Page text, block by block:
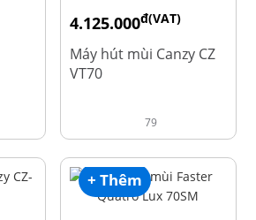
4.125.000đ(VAT)
8.500.000
Máy hút mùi Canzy CZ
VT70
79
+ Thêm